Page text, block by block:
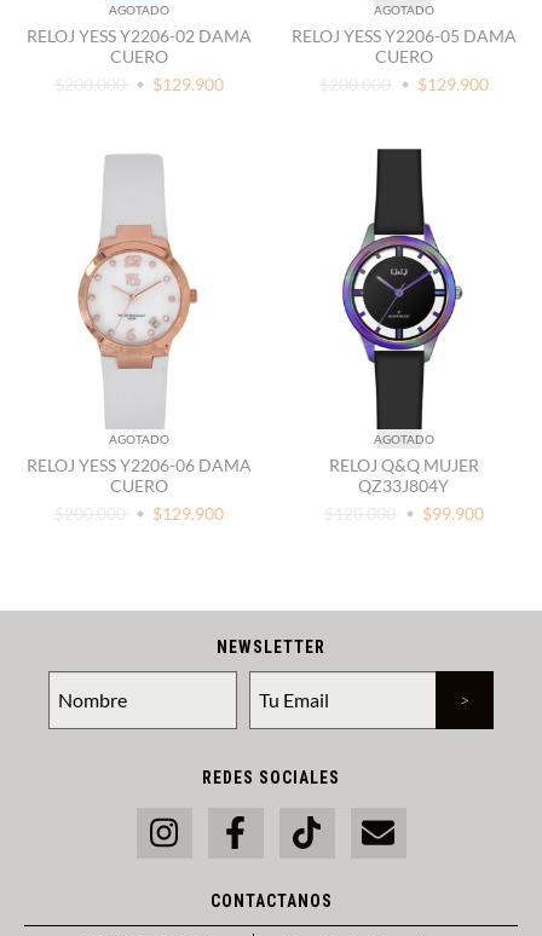
AGOTADO
RELOJ YESS Y2206-02 DAMA
CUERO
$200.000
$129.900
AGOTADO
RELOJ YESS Y2206-05 DAMA
CUERO
$200.000
$129.900
AGOTADO
RELOJ YESS Y2206-06 DAMA
CUERO
$200.000
$129.900
AGOTADO
RELOJ Q&Q MUJER
QZ33J804Y
$120.000
$99.900
NEWSLETTER
REDES SOCIALES
CONTACTANOS